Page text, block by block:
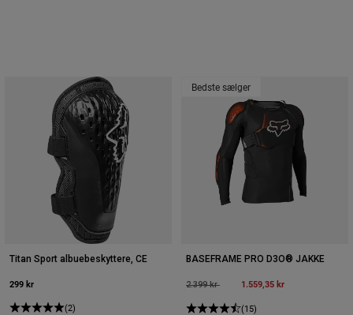
Titan Sport albuebeskyttere, CE
299 kr
(2)
Bedste sælger
BASEFRAME PRO D3O® JAKKE
Price reduced from
2.399 krto 1.559,35 kr
(15)